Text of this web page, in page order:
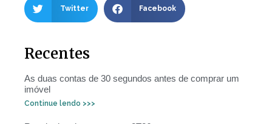
Twitter Facebook
Recentes
As duas contas de 30 segundos antes de comprar um
imóvel
Continue lendo >>>